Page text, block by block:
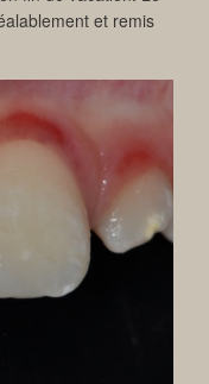
et remis